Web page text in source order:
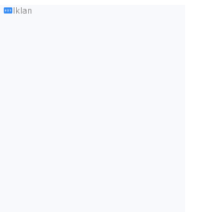
Iklan